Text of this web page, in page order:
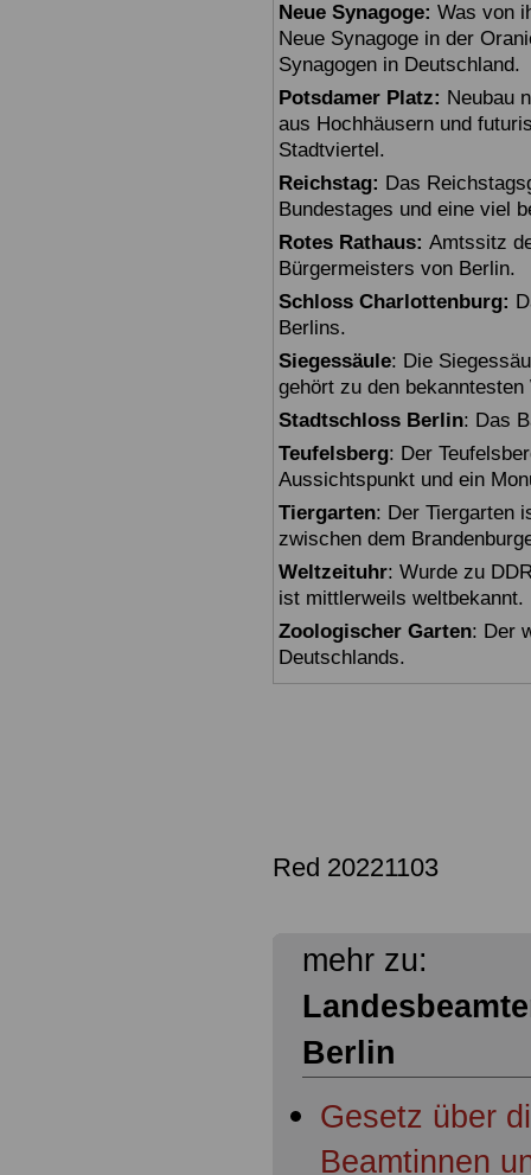
Neue Synagoge: Was von
Neue Synagoge in der
Synagogen in Deutschland.
Potsdamer Platz: Neubau
aus Hochhäusern und
Stadtviertel.
Reichstag: Das
Bundestages und eine viel
Rotes Rathaus: Amtssitz
Bürgermeisters von Berlin.
Schloss Charlottenburg:
Berlins.
Siegessäule: Die
gehört zu den
Stadtschloss Berlin: Das
Teufelsberg: Der
Aussichtspunkt und ein
Tiergarten: Der Tiergarten
zwischen dem
Weltzeituhr: Wurde zu
ist mittlerweils weltbekannt.
Zoologischer Garten: Der
Deutschlands.
Red 20221103
mehr zu:
Berlin
Gesetz über
Beamtinnen